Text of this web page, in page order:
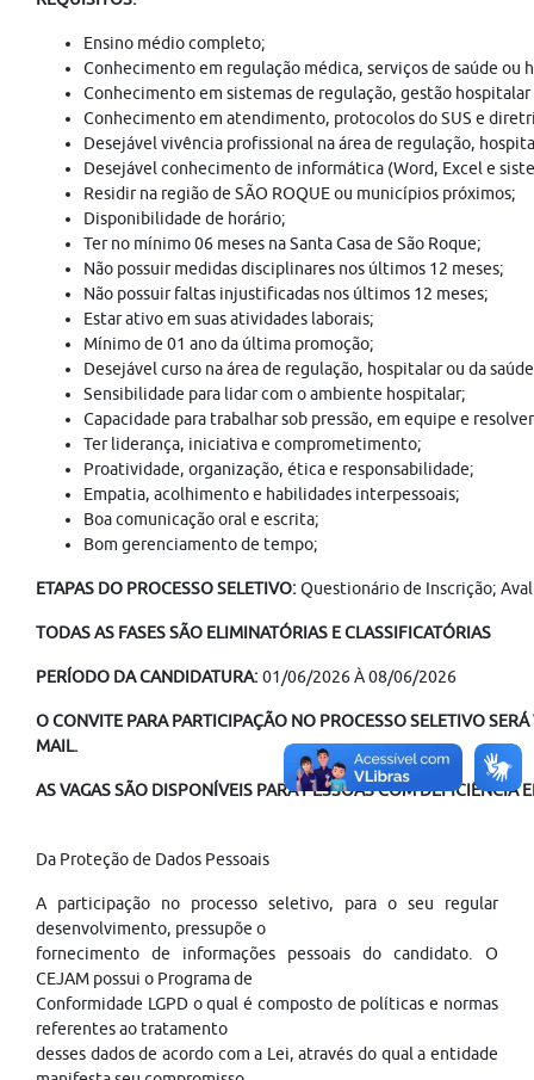
Ensino médio completo;
Conhecimento em regulação médica, serviços de saúde ou
Conhecimento em sistemas de regulação, gestão
Conhecimento em atendimento, protocolos do SUS e
Desejável vivência profissional na área de regulação,
Desejável conhecimento de informática (Word, Excel e
Residir na região de SÃO ROQUE ou municípios próximos;
Disponibilidade de horário;
Ter no mínimo 06 meses na Santa Casa de São Roque;
Não possuir medidas disciplinares nos últimos 12 meses;
Não possuir faltas injustificadas nos últimos 12 meses;
Estar ativo em suas atividades laborais;
Mínimo de 01 ano da última promoção;
Desejável curso na área de regulação, hospitalar ou da
Sensibilidade para lidar com o ambiente hospitalar;
Capacidade para trabalhar sob pressão, em equipe e
Ter liderança, iniciativa e comprometimento;
Proatividade, organização, ética e responsabilidade;
Empatia, acolhimento e habilidades interpessoais;
Boa comunicação oral e escrita;
Bom gerenciamento de tempo;
ETAPAS DO PROCESSO SELETIVO:Questionário de Inscrição;
TODAS AS FASES SÃO ELIMINATÓRIAS E CLASSIFICATÓRIAS
PERÍODO DA CANDIDATURA:01/06/2026 À 08/06/2026
O CONVITE PARA PARTICIPAÇÃO NO PROCESSO SELETIVO SERÁ
MAIL.
AS VAGAS SÃO DISPONÍVEIS PARA PESSOAS COM DEFICIÊNCIA
Da Proteção de Dados Pessoais
A participação no processo seletivo, para o seu regular
desenvolvimento, pressupõe o
fornecimento de informações pessoais do candidato. O
CEJAM possui o Programa de
Conformidade LGPD o qual é composto de políticas e normas
referentes ao tratamento
desses dados de acordo com a Lei, através do qual a entidade